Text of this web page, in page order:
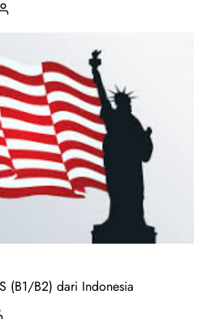
(B1/B2) dari Indonesia